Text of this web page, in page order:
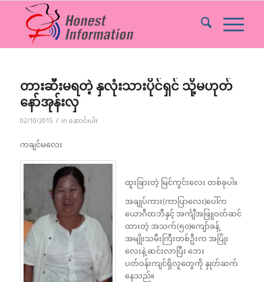
တားဆီးမရတဲ့ နှလုံးသားပိုင်ရှင် သို့မဟုတ်
နော်အုန်းလှ
02/10/2015 / in ဆောင်းပါး
ကချင်မလေး
ထူးခြားတဲ့ မြင်ကွင်းလေး တစ်ခုပါ။
အချုပ်ကား(ကာပြာလေး)ပေါ်က
ယောဂီထဘီနှင့် အင်္ကျီအဖြူဝတ်ဆင်
ထားတဲ့ အသက်(၅၀)ကျော်ခန့်
အမျိုးသမီးကြီးတစ်ဦးက အပြုံး
လေးနဲ့ ဆင်းလာပြီး ဘေး
ပတ်ဝန်းကျင်ရှိလူတွေကို နှုတ်ဆက်
နေသည်။